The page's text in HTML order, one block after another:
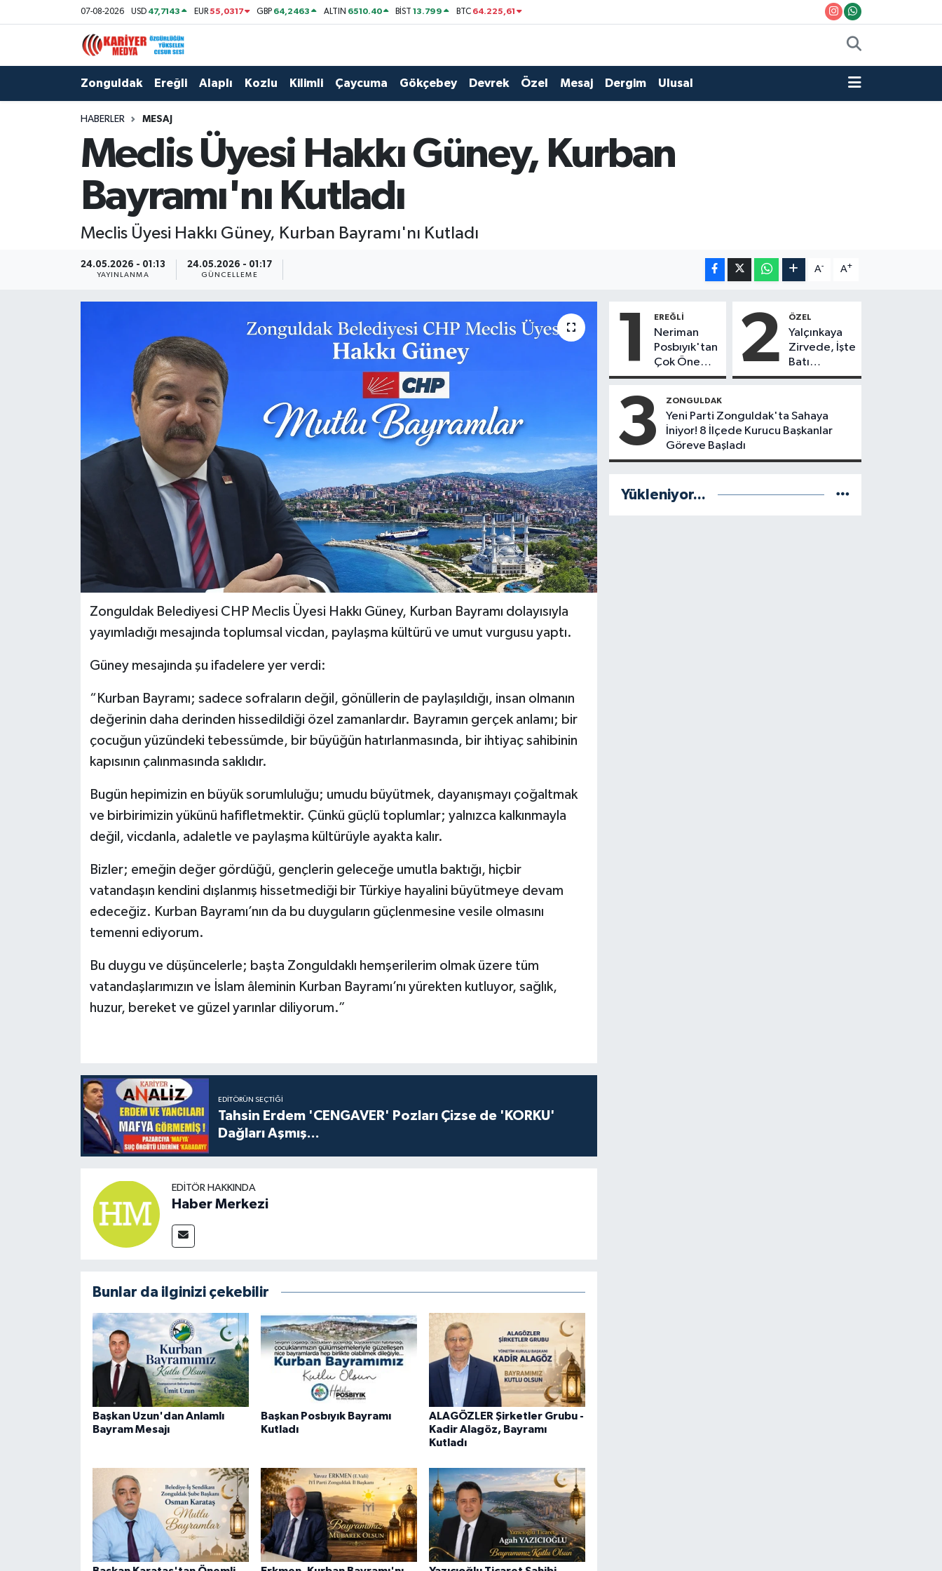
07-08-2026 USD 47,7143 EUR55,0317 GBP 64,2463 ALTIN 6510.40 BİST13.799 BTC 64.225,61
Zonguldak Ereğli Alaplı Kozlu Kilimli Çaycuma Gökçebey Devrek Özel Mesaj Dergim Ulusal
HABERLER MESAJ
Meclis Üyesi Hakkı Güney, Kurban
Bayramı'nı Kutladı
Meclis Üyesi Hakkı Güney, Kurban Bayramı'nı Kutladı
24.05.2026 - 01:13
YAYINLANMA
24.05.2026 - 01:17
GÜNCELLEME
A- A+
Zonguldak Belediyesi CHP Meclis Üyesi Hakkı Güney, Kurban Bayramı dolayısıyla
yayımladığı mesajında toplumsal vicdan, paylaşma kültürü ve umut vurgusu yaptı.
Güney mesajında şu ifadelere yer verdi:
“Kurban Bayramı; sadece sofraların değil, gönüllerin de paylaşıldığı, insan olmanın
değerinin daha derinden hissedildiği özel zamanlardır. Bayramın gerçek anlamı; bir
çocuğun yüzündeki tebessümde, bir büyüğün hatırlanmasında, bir ihtiyaç sahibinin
kapısının çalınmasında saklıdır.
Bugün hepimizin en büyük sorumluluğu; umudu büyütmek, dayanışmayı çoğaltmak
ve birbirimizin yükünü hafifletmektir. Çünkü güçlü toplumlar; yalnızca kalkınmayla
değil, vicdanla, adaletle ve paylaşma kültürüyle ayakta kalır.
Bizler; emeğin değer gördüğü, gençlerin geleceğe umutla baktığı, hiçbir
vatandaşın kendini dışlanmış hissetmediği bir Türkiye hayalini büyütmeye devam
edeceğiz. Kurban Bayramı’nın da bu duyguların güçlenmesine vesile olmasını
temenni ediyorum.
Bu duygu ve düşüncelerle; başta Zonguldaklı hemşerilerim olmak üzere tüm
vatandaşlarımızın ve İslam âleminin Kurban Bayramı’nı yürekten kutluyor, sağlık,
huzur, bereket ve güzel yarınlar diliyorum.”
EDITÖRÜN SEÇTIĞI
Tahsin Erdem 'CENGAVER' Pozları Çizse de 'KORKU'
Dağları Aşmış...
EDITÖR HAKKINDA
Haber Merkezi
Bunlar da ilginizi çekebilir
Başkan Uzun'dan Anlamlı
Bayram Mesajı
Başkan Posbıyık Bayramı
Kutladı
ALAGÖZLER Şirketler Grubu -
Kadir Alagöz, Bayramı
Kutladı
1 EREĞLI
Neriman
Posbıyık'tan
Çok Önemli
Karar! CHP
mi?
2 ÖZEL
Yalçınkaya
Zirvede, İşte
Batı
Karadeniz'in
Başkanı
Anket
3 ZONGULDAK
Yeni Parti Zonguldak'ta Sahaya
İniyor! 8 İlçede Kurucu Başkanlar
Göreve Başladı
Yükleniyor...
Zonguldak
Çaycuma
Gökçebey
Zonguldak Nöbetçi Eczaneler
Zonguldak Hava Durumu
Zonguldak Namaz Vakitleri
Zonguldak Trafik Yoğunluk Haritası
Puan Durumu ve Fikstür
Tüm Manşetler
Son Dakika Haberleri
Haber Arşivi